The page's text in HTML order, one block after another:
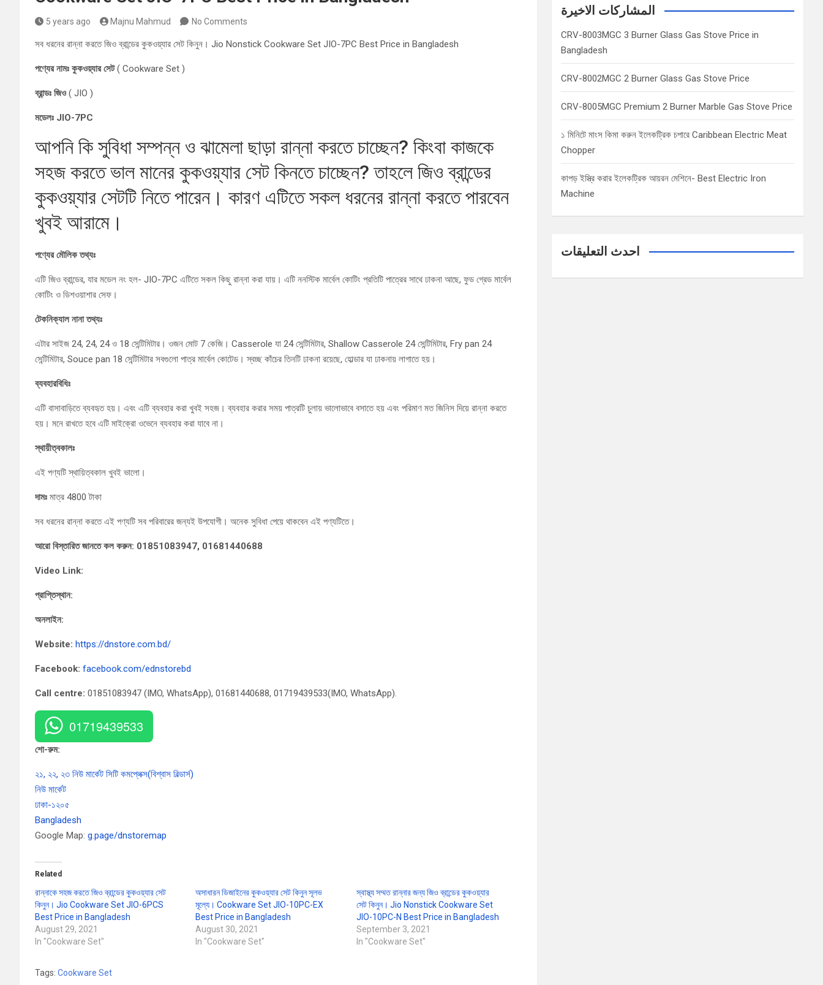
5 years ago Majnu Mahmud No Comments
সব ধরনের রান্না করতে জিও ব্রান্ডের কুকওয়্যার সেট কিনুন। Jio Nonstick Cookware Set JIO-7PC Best Price in Bangladesh
পণ্যের নামঃ কুকওয়্যার সেট( Cookware Set )
ব্রান্ডঃ জিও( JIO )
মডেলঃ JIO-7PC
আপনি কি সুবিধা সম্পন্ন ও ঝামেলা ছাড়া রান্না করতে চাচ্ছেন? কিংবা কাজকে
সহজ করতে ভাল মানের কুকওয়্যার সেট কিনতে চাচ্ছেন? তাহলে জিও ব্রান্ডের
কুকওয়্যার সেটটি নিতে পারেন। কারণ এটিতে সকল ধরনের রান্না করতে পারবেন
খুবই আরামে।
পণ্যের মৌলিক তথ্যঃ
এটি জিও ব্রান্ডের, যার মডেল নং হল- JIO-7PC এটিতে সকল কিছু রান্না করা যায়। এটি ননস্টিক মার্বেল কোটিং প্রতিটি পাত্রের সাথে ঢাকনা আছে, ফুড গ্রেড মার্বেল
কোটিং ও ডিশওয়াশার সেফ।
টেকনিক্যাল নানা তথ্যঃ
এটার সাইজ 24, 24, 24 ও 18 সেন্টিমিটার। ওজন মোট 7 কেজি। Casserole যা 24 সেন্টিমিটার, Shallow Casserole 24 সেন্টিমিটার, Fry pan 24
সেন্টিমিটার, Souce pan 18 সেন্টিমিটার সবগুলো পাত্র মার্বেল কোটেড। স্বচ্ছ কাঁচের তিনটি ঢাকনা রয়েছে, হোল্ডার যা ঢাকনায় লাগাতে হয়।
ব্যবহারবিধিঃ
এটি বাসাবাড়িতে ব্যবহৃত হয়। এবং এটি ব্যবহার করা খুবই সহজ। ব্যবহার করার সময় পাত্রটি চুলায় ভালোভাবে বসাতে হয় এবং পরিমাণ মত জিনিস দিয়ে রান্না করতে
হয়। মনে রাখতে হবে এটি মাইক্রো ওভেনে ব্যবহার করা যাবে না।
স্থায়ীত্বকালঃ
এই পণ্যটি স্থায়িত্বকাল খুবই ভালো।
দামঃ মাত্র 4800 টাকা
সব ধরনের রান্না করতে এই পণ্যটি সব পরিবারের জন্যই উপযোগী। অনেক সুবিধা পেয়ে থাকবেন এই পণ্যটিতে।
আরো বিস্তারিত জানতে কল করুন: 01851083947, 01681440688
Video Link:
প্রাপ্তিস্থান:
অনলাইন:
Website: https://dnstore.com.bd/
Facebook: facebook.com/ednstorebd
Call centre: 01851083947 (IMO, WhatsApp), 01681440688, 01719439533(IMO, WhatsApp).
01719439533
শো-রুম:
২১, ২২, ২৩ নিউ মার্কেট সিটি কমপ্লেক্স(বিশ্বাস বিল্ডার্স)
নিউ মার্কেট
ঢাকা-১২০৫
Bangladesh
Google Map: g.page/dnstoremap
Related
রান্নাকে সহজ করতে জিও ব্রান্ডের কুকওয়্যার সেট
কিনুন। Jio Cookware Set JIO-6PCS
Best Price in Bangladesh
August 29, 2021
In "Cookware Set"
অসাধারন ডিজাইনের কুকওয়্যার সেট কিনুন সূলভ
মূল্যে। Cookware Set JIO-10PC-EX
Best Price in Bangladesh
August 30, 2021
In "Cookware Set"
স্বাস্থ্য সম্মত রান্নার জন্য জিও ব্রান্ডের কুকওয়্যার
সেট কিনুন। Jio Nonstick Cookware Set
JIO-10PC-N Best Price in Bangladesh
September 3, 2021
In "Cookware Set"
Tags: Cookware Set
c
المشاركات الاخيرة
CRV-8003MGC 3 Burner Glass Gas Stove Price in
Bangladesh
CRV-8002MGC 2 Burner Glass Gas Stove Price
CRV-8005MGC Premium 2 Burner Marble Gas Stove Price
১ মিনিটে মাংস কিমা করুন ইলেকট্রিক চপারে Caribbean Electric Meat
Chopper
কাপড় ইস্ত্রি করার ইলেকট্রিক আয়রন মেশিনে- Best Electric Iron
Machine
احدث التعليقات